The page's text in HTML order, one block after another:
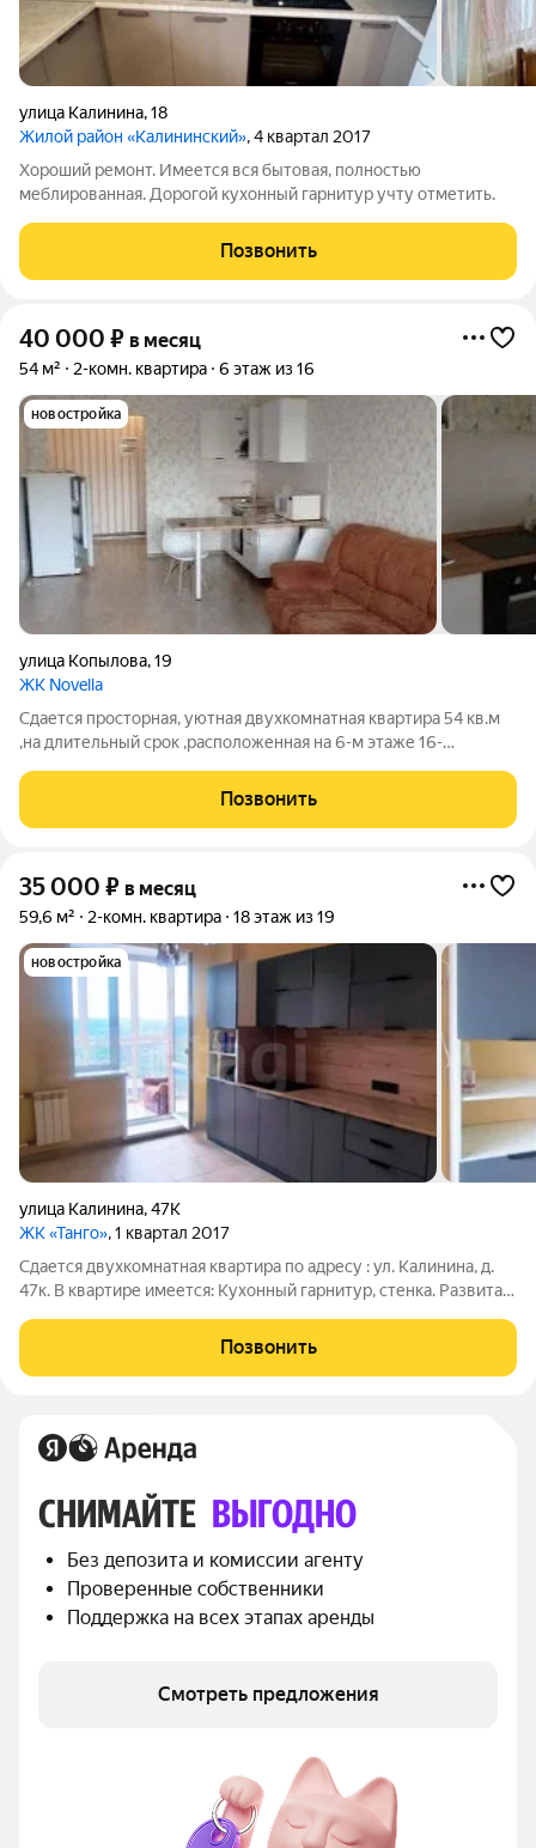
улица Калинина,18
Жилой район «Калининский», 4 квартал 2017
Хороший ремонт. Имеется вся бытовая, полностью
меблированная. Дорогой кухонный гарнитур учту отметить.
Позвонить
40 000 ₽ в месяц
54 м² 2-комн. квартира 6 этаж из 16
новостройка
улица Копылова,19
ЖК Novella
Сдается просторная, уютная двухкомнатная квартира 54 кв.м
,на длительный срок ,расположенная на 6-м этаже 16-
районе,микрорайона Николаевка,ЖК НОВЕЛЛА,только
платежеспособным добропорядочным
Позвонить
35 000 ₽ в месяц
59,6 м² 2-комн. квартира 18 этаж из 19
новостройка
улица Калинина,47К
ЖК «Танго», 1 квартал 2017
Сдается двухкомнатная квартира по адресу : ул. Калинина, д.
47к. В квартире имеется: Кухонный гарнитур, стенка. Развитая
детские сады, аптеки, кафе и остановки общественного
транспорта. Удобная
Позвонить
СНИМАЙТЕ ВЫГОДНО
Без депозита и комиссии агенту
Проверенные собственники
Поддержка на всех этапах аренды
Смотреть предложения